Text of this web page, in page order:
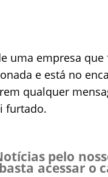
uma empresa
e está no
qualquer
furtado.
pelo
acessar o